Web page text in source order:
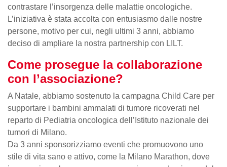
contrastare l’insorgenza delle malattie oncologiche.
L’iniziativa è stata accolta con entusiasmo dalle nostre
persone, motivo per cui, negli ultimi 3 anni, abbiamo
deciso di ampliare la nostra partnership con LILT.
Come prosegue la collaborazione
con l’associazione?
A Natale, abbiamo sostenuto la campagna Child Care per
supportare i bambini ammalati di tumore ricoverati nel
reparto di Pediatria oncologica dell’Istituto nazionale dei
tumori di Milano.
Da 3 anni sponsorizziamo eventi che promuovono uno
stile di vita sano e attivo, come la Milano Marathon, dove